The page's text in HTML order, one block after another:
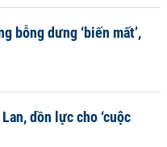
bỗng dưng ‘biến mất’,
dồn lực cho ‘cuộc